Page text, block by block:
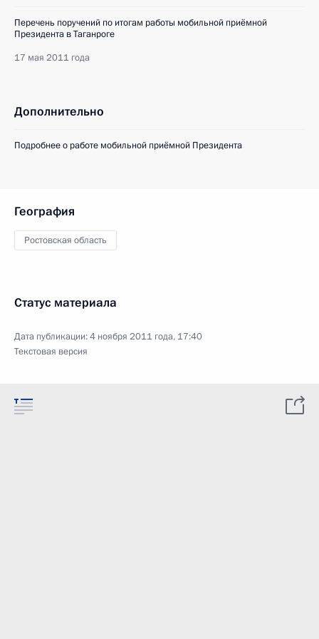
Перечень поручений по итогам работы мобильной приёмной
Президента в Таганроге
17 мая 2011 года
Дополнительно
Подробнее о работе мобильной приёмной Президента
География
Ростовская область
Статус материала
Дата публикации:4 ноября 2011 года, 17:40
Текстовая версия